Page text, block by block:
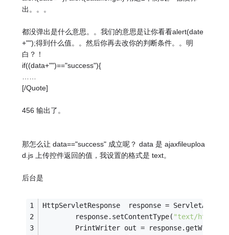
出。。。
都没弹出是什么意思。。我们的意思是让你看看alert(date
+"");得到什么值。。然后你再去改你的判断条件。。明
白？！
if((data+"")=="success"){
[/Quote]
456 输出了。
那怎么让 data=="success" 成立呢？ data 是 ajaxfileuploa
d.js 上传控件返回的值，我设置的格式是 text。
后台是
HttpServletResponse  response =
		response.setContentType(
"text/
PrintWriter out =